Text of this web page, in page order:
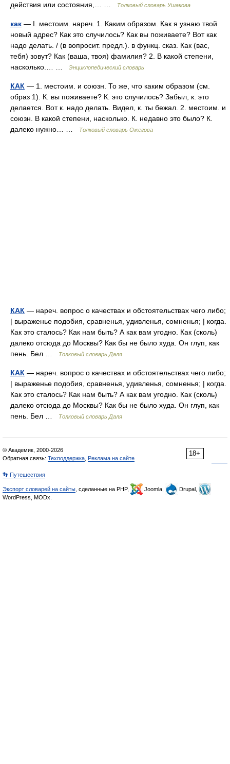
действия или состояния,… …
Толковый словарь Ушакова
как — I. местоим. нареч. 1. Каким образом. Как я узнаю твой
новый адрес? Как это случилось? Как вы поживаете? Вот как
надо делать. / (в вопросит. предл.). в функц. сказ. Как (вас,
тебя) зовут? Как (ваша, твоя) фамилия? 2. В какой степени,
насколько.… …
Энциклопедический словарь
КАК — 1. местоим. и союзн. То же, что каким образом (см.
образ 1). К. вы поживаете? К. это случилось? Забыл, к. это
делается. Вот к. надо делать. Видел, к. ты бежал. 2. местоим. и
союзн. В какой степени, насколько. К. недавно это было? К.
далеко нужно… …
Толковый словарь Ожегова
КАК — нареч. вопрос о качествах и обстоятельствах чего либо;
| выраженье подобия, сравненья, удивленья, сомненья; | когда.
Как это сталось? Как нам быть? А как вам угодно. Как (сколь)
далеко отсюда до Москвы? Как бы не было худа. Он глуп, как
пень. Бел …
Толковый словарь Даля
КАК — нареч. вопрос о качествах и обстоятельствах чего либо;
| выраженье подобия, сравненья, удивленья, сомненья; | когда.
Как это сталось? Как нам быть? А как вам угодно. Как (сколь)
далеко отсюда до Москвы? Как бы не было худа. Он глуп, как
пень. Бел …
Толковый словарь Даля
18+
© Академик, 2000-2026
Обратная связь: Техподдержка Реклама на сайте
👣 Путешествия
Экспорт словарей на сайты , сделанные на PHP, Joomla,
Drupal,
WordPress, MODx.